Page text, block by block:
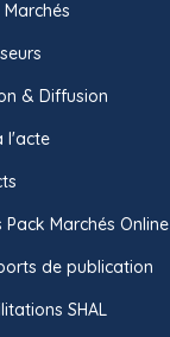
& Diffusion
l'acte
Pack Marchés Online
de publication
SHAL